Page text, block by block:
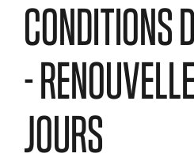
CONDITIONS
-
JOURS